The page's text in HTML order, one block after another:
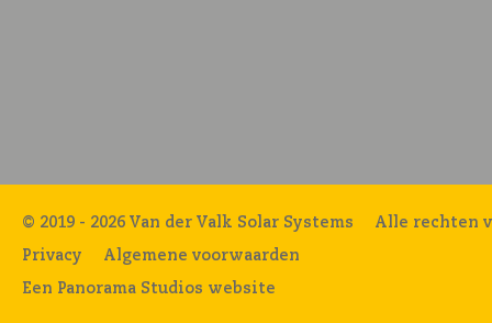
© 2019 - 2026 Van der Valk Solar Systems Alle rechten
Privacy Algemene voorwaarden
Een Panorama Studios website